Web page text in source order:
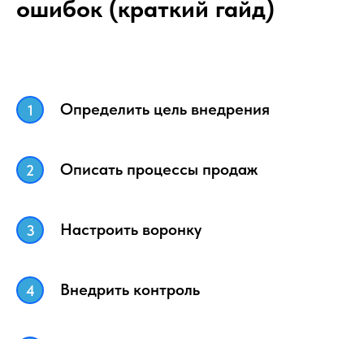
ошибок (краткий гайд)
Определить цель внедрения
Описать процессы продаж
Настроить воронку
Внедрить контроль